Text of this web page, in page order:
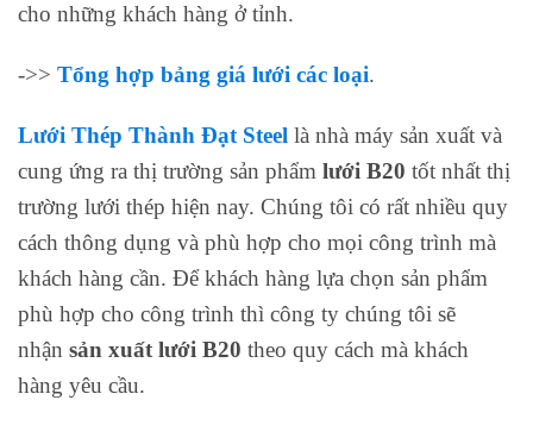
cho những khách hàng ở tỉnh.
->> Tổng hợp bảng giá lưới các loại.
Lưới Thép Thành Đạt Steel là nhà máy sản xuất và
cung ứng ra thị trường sản phẩm lưới B20 tốt nhất thị
trường lưới thép hiện nay. Chúng tôi có rất nhiều quy
cách thông dụng và phù hợp cho mọi công trình mà
khách hàng cần. Để khách hàng lựa chọn sản phẩm
phù hợp cho công trình thì công ty chúng tôi sẽ
nhận sản xuất lưới B20 theo quy cách mà khách
hàng yêu cầu.